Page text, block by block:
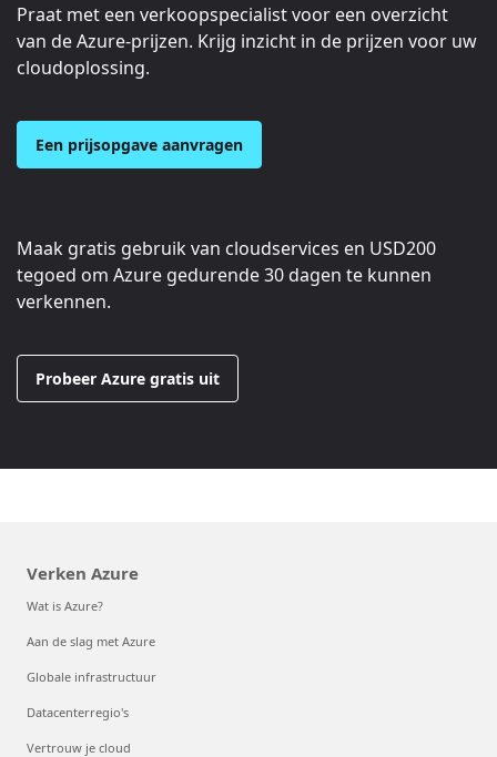
Praat met een verkoopspecialist voor een overzicht
van de Azure-prijzen. Krijg inzicht in de prijzen voor uw
cloudoplossing.
Een prijsopgave aanvragen
Maak gratis gebruik van cloudservices en USD200
tegoed om Azure gedurende 30 dagen te kunnen
verkennen.
Probeer Azure gratis uit
Verken Azure
Wat is Azure?
Aan de slag met Azure
Globale infrastructuur
Datacenterregio's
Vertrouw je cloud